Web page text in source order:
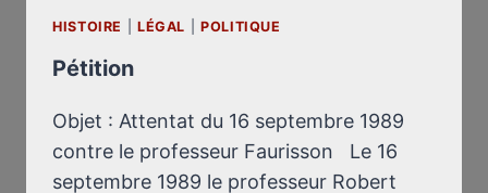
HISTOIRE LÉGAL POLITIQUE
Pétition
Objet : Attentat du 16 septembre 1989
contre le professeur Faurisson Le 16
septembre 1989 le professeur Robert